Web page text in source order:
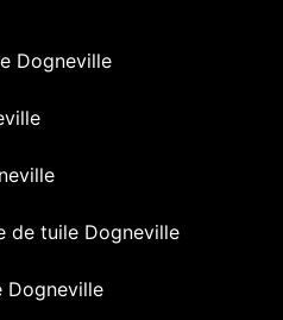
Dogneville
de tuile Dogneville
Dogneville